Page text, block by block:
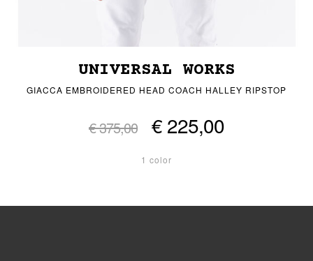
UNIVERSAL WORKS
GIACCA EMBROIDERED HEAD COACH HALLEY RIPSTOP
€ 375,00 € 225,00
1 color